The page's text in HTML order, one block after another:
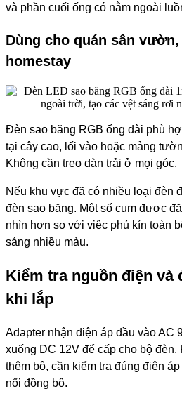
và phần cuối ống có nằm ngoài
Dùng cho quán sân
homestay
Đèn sao băng RGB ống dài phù
tại cây cao, lối vào hoặc mảng
Không cần treo dàn trải ở mọi góc.
Nếu khu vực đã có nhiều loại đèn
đèn sao băng. Một số cụm được
nhìn hơn so với việc phủ kín toàn
sáng nhiều màu.
Kiểm tra nguồn điện
khi lắp
Adapter nhận điện áp đầu vào AC
xuống DC 12V để cấp cho bộ đèn.
thêm bộ, cần kiểm tra đúng điện
nối đồng bộ.